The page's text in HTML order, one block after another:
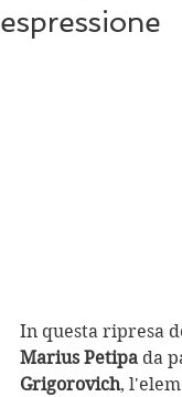
espressione
In questa ripresa
Marius Petipa da
Grigorovich,